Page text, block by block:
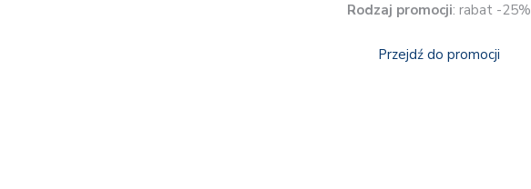
Rodzaj promocji: rabat -25%
Przejdź do promocji